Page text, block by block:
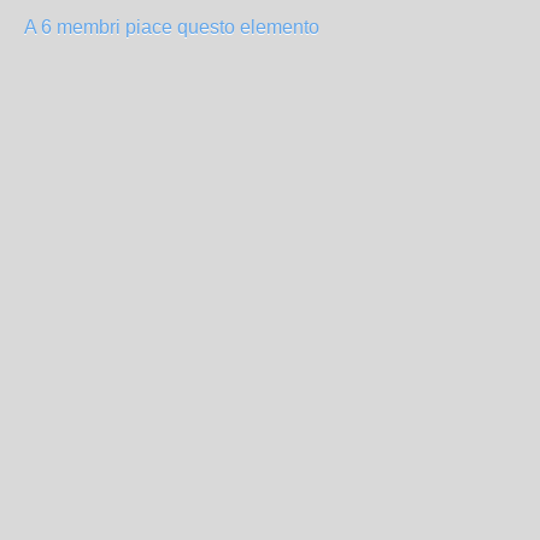
A 6 membri piace questo elemento